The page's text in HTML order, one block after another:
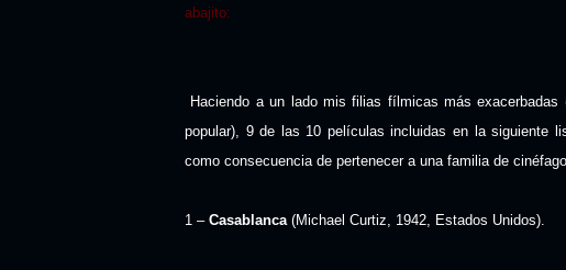
abajito:
Haciendo a un lado mis filias fílmicas más
popular), 9 de las 10 películas incluidas en la siguiente
como consecuencia de pertenecer a una familia de
1 – Casablanca(Michael Curtiz, 1942, Estados Unidos).